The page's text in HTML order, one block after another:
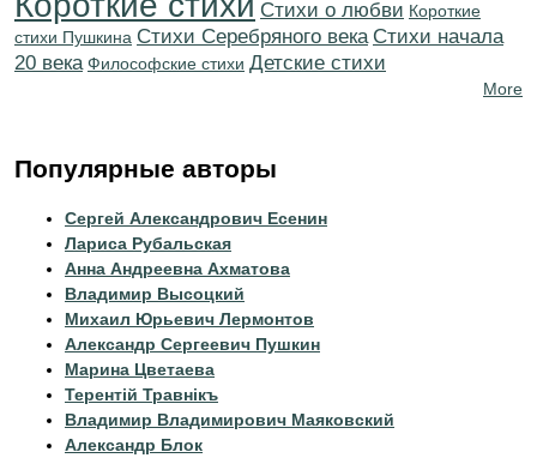
Стихи о любви Короткие
стихи Пушкина Cтихи Серебряного века Cтихи начала
20 века Философские стихи Детские стихи
More
Популярные авторы
Сергей Александрович Есенин
Лариса Рубальская
Анна Андреевна Ахматова
Владимир Высоцкий
Михаил Юрьевич Лермонтов
Александр Сергеевич Пушкин
Марина Цветаева
Терентiй Травнiкъ
Владимир Владимирович Маяковский
Александр Блок